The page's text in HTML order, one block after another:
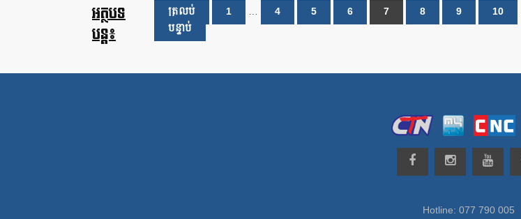
អត្ថបទ
បន្ត៖
ត្រលប់ 1 … 4 5 6 7 8 9 10
បន្ទាប់
Hotline: 077 790 005